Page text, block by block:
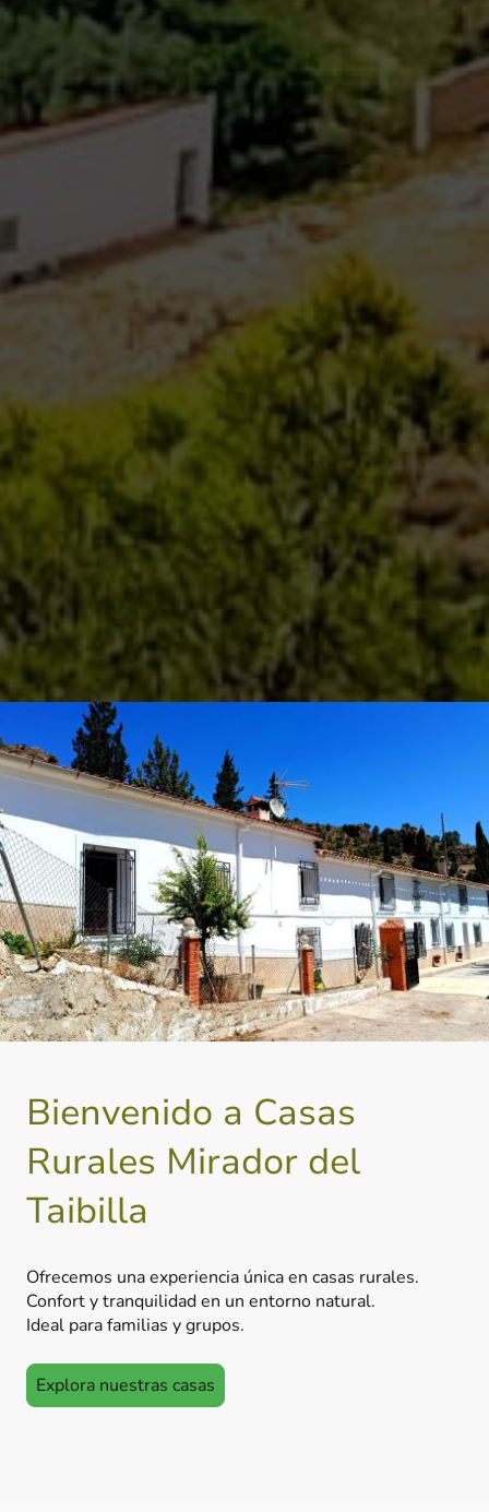
Bienvenido a Casas
Rurales Mirador del
Taibilla
Ofrecemos una experiencia única en casas rurales.
Confort y tranquilidad en un entorno natural.
Ideal para familias y grupos.
Explora nuestras casas